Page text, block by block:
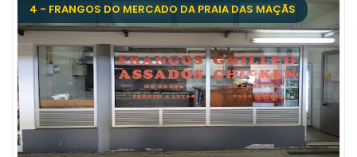
4 - FRANGOS DO MERCADO DA PRAIA DAS MAÇÃS